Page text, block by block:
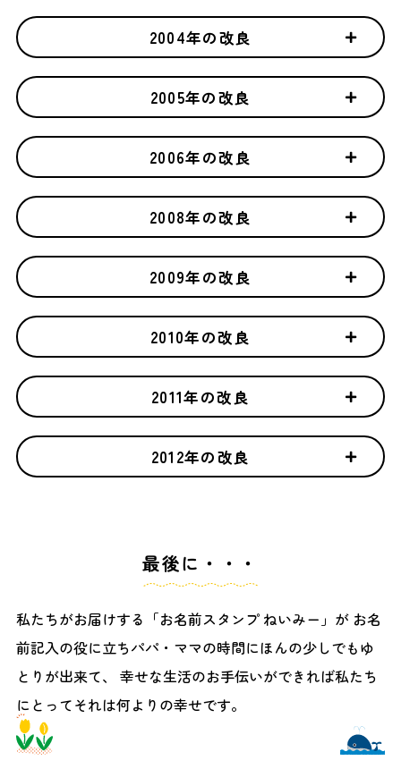
2004年の改良
2005年の改良
2006年の改良
2008年の改良
2009年の改良
2010年の改良
2011年の改良
2012年の改良
最後に・・・
私たちがお届けする「お名前スタンプ ねいみー」がお名
前記入の役に立ちパパ・ママの時間にほんの少しでもゆ
とりが出来て、
幸せな生活のお手伝いができれば私たち
にとってそれは何よりの幸せです。